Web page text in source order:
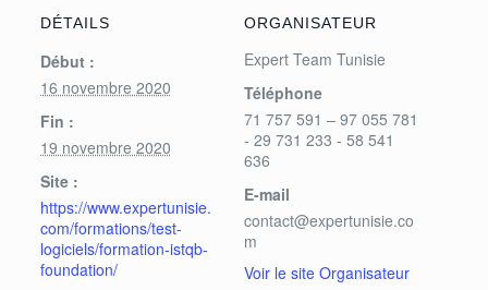
DÉTAILS
Début :
16 novembre 2020
Fin :
19 novembre 2020
Site :
https://www.expertunisie.
com/formations/test-
logiciels/formation-istqb-
foundation/
ORGANISATEUR
Expert Team Tunisie
Téléphone
71 757 591 – 97 055 781
- 29 731 233 - 58 541
636
E-mail
contact@expertunisie.co
m
Voir le site Organisateur